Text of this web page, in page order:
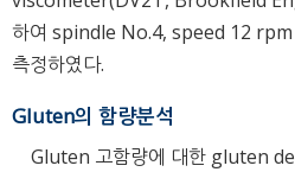
하여 spindle No.4, speed 12 rpm
측정하였다.
Gluten의 함량분석
Gluten 고함량에 대한 gluten